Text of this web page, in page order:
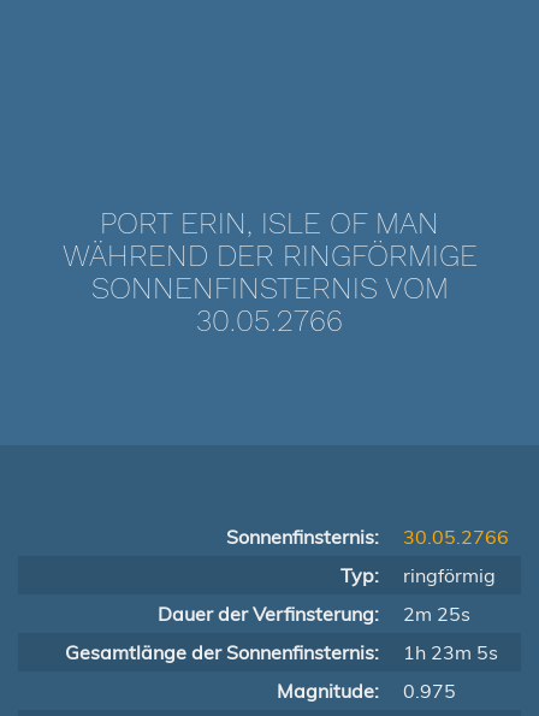
PORT ERIN, ISLE OF MAN
WÄHREND DER RINGFÖRMIGE
SONNENFINSTERNIS VOM
30.05.2766
Sonnenfinsternis:
30.05.2766
Typ:
ringförmig
Dauer der Verfinsterung:
2m 25s
Gesamtlänge der Sonnenfinsternis:
1h 23m 5s
Magnitude:
0.975